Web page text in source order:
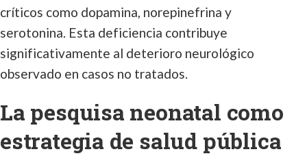
críticos como dopamina, norepinefrina y
serotonina. Esta deficiencia contribuye
significativamente al deterioro neurológico
observado en casos no tratados.
La pesquisa neonatal como
estrategia de salud pública